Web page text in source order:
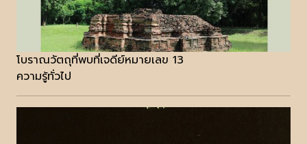
โบราณวัตถุที่พบที่เจดีย์หมายเลข 13
ความรู้ทั่วไป